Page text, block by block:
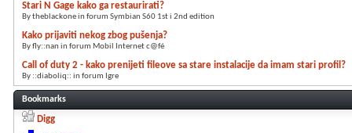
Stari N Gage kako ga restaurirati?
By theblackone in forum Symbian S60 1st i 2nd edition
Kako prijaviti nekog zbog pušenja?
By fly::nan in forum Mobil Internet c@fé
Call of duty 2 - kako prenijeti fileove sa stare instalacije da imam stari profil?
By ::diaboliq:: in forum Igre
Bookmarks
Digg